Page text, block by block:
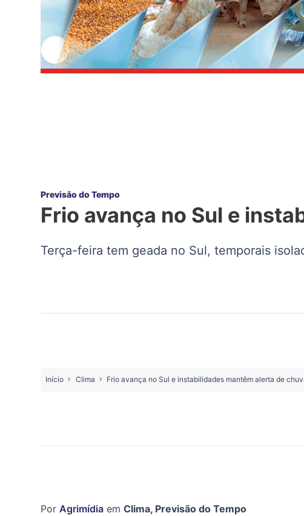
Previsão do Tempo
Frio avança no Sul e
Terça-feira tem geada no Sul, temporais
Início Clima Frio avança no Sul e instabilidades mantêm alerta de
Por Agrimídia em Clima, Previsão do Tempo